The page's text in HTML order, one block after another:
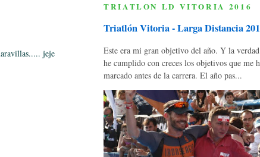
jeje
TRIATLON LD VITORIA 2016
Triatlón Vitoria - Larga Distancia
Este era mi gran objetivo del año. Y la
he cumplido con creces los objetivos que me
marcado antes de la carrera. El año pas...